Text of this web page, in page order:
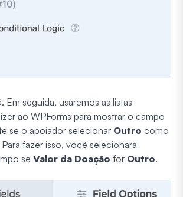
Em seguida, usaremos as listas
ao WPForms para mostrar o campo
se o apoiador selecionar Outro como
fazer isso, você selecionará
se Valor da Doação for Outro.